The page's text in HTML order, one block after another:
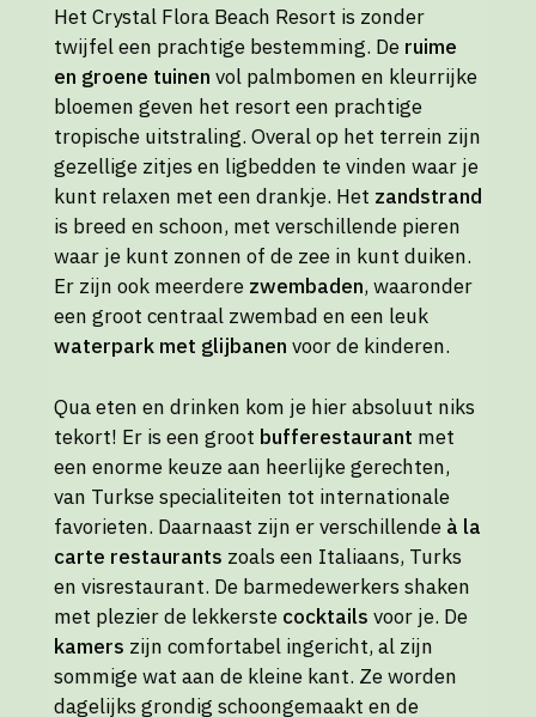
Het Crystal Flora Beach Resort is zonder
twijfel een prachtige bestemming. De ruime
en groene tuinen vol palmbomen en kleurrijke
bloemen geven het resort een prachtige
tropische uitstraling. Overal op het terrein zijn
gezellige zitjes en ligbedden te vinden waar je
kunt relaxen met een drankje. Het zandstrand
is breed en schoon, met verschillende pieren
waar je kunt zonnen of de zee in kunt duiken.
Er zijn ook meerdere zwembaden, waaronder
een groot centraal zwembad en een leuk
waterpark met glijbanen voor de kinderen.
Qua eten en drinken kom je hier absoluut niks
tekort! Er is een groot bufferestaurant met
een enorme keuze aan heerlijke gerechten,
van Turkse specialiteiten tot internationale
favorieten. Daarnaast zijn er verschillende à la
carte restaurants zoals een Italiaans, Turks
en visrestaurant. De barmedewerkers shaken
met plezier de lekkerste cocktails voor je. De
kamers zijn comfortabel ingericht, al zijn
sommige wat aan de kleine kant. Ze worden
dagelijks grondig schoongemaakt en de